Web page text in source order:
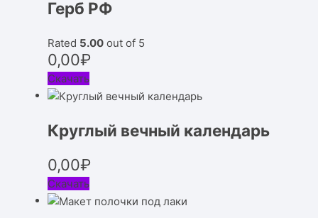
Герб РФ
Rated 5.00 out of 5
0,00₽
Скачать
Круглый вечный календарь
0,00₽
Скачать